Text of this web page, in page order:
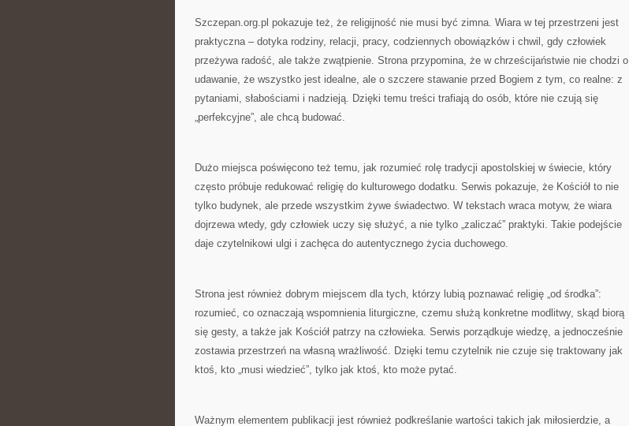
Szczepan.org.pl pokazuje też, że religijność nie musi być zimna. Wiara w tej przestrzeni jest
praktyczna – dotyka rodziny, relacji, pracy, codziennych obowiązków i chwil, gdy człowiek
przeżywa radość, ale także zwątpienie. Strona przypomina, że w chrześcijaństwie nie chodzi o
udawanie, że wszystko jest idealne, ale o szczere stawanie przed Bogiem z tym, co realne: z
pytaniami, słabościami i nadzieją. Dzięki temu treści trafiają do osób, które nie czują się
„perfekcyjne”, ale chcą budować.
Dużo miejsca poświęcono też temu, jak rozumieć rolę tradycji apostolskiej w świecie, który
często próbuje redukować religię do kulturowego dodatku. Serwis pokazuje, że Kościół to nie
tylko budynek, ale przede wszystkim żywe świadectwo. W tekstach wraca motyw, że wiara
dojrzewa wtedy, gdy człowiek uczy się służyć, a nie tylko „zaliczać” praktyki. Takie podejście
daje czytelnikowi ulgi i zachęca do autentycznego życia duchowego.
Strona jest również dobrym miejscem dla tych, którzy lubią poznawać religię „od środka”:
rozumieć, co oznaczają wspomnienia liturgiczne, czemu służą konkretne modlitwy, skąd biorą
się gesty, a także jak Kościół patrzy na człowieka. Serwis porządkuje wiedzę, a jednocześnie
zostawia przestrzeń na własną wrażliwość. Dzięki temu czytelnik nie czuje się traktowany jak
ktoś, kto „musi wiedzieć”, tylko jak ktoś, kto może pytać.
Ważnym elementem publikacji jest również podkreślanie wartości takich jak miłosierdzie, a